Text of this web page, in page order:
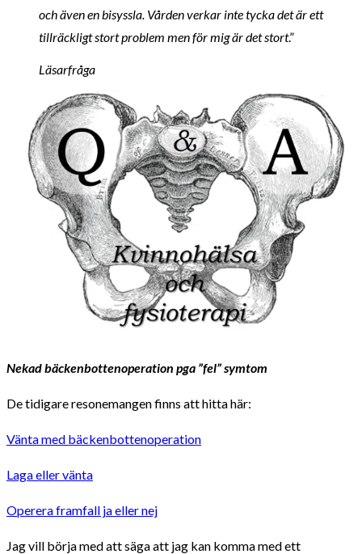
och även en bisyssla. Vården verkar inte tycka det är ett
tillräckligt stort problem men för mig är det stort.”
Läsarfråga
Nekad bäckenbottenoperation pga ”fel” symtom
De tidigare resonemangen finns att hitta här:
Vänta med bäckenbottenoperation
Laga eller vänta
Operera framfall ja eller nej
Jag vill börja med att säga att jag kan komma med ett